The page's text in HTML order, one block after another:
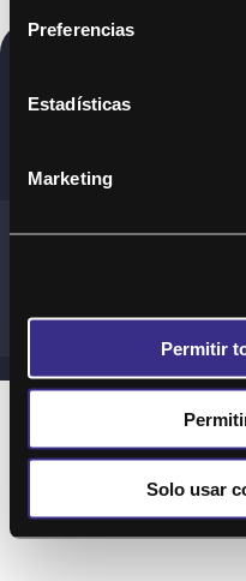
Preferencias
Estadísticas
Marketing
Permitir
Solo usar
Copyright ©
Términos y Cond.